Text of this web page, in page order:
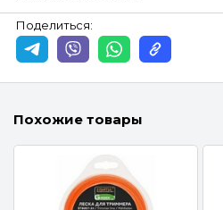
Поделиться:
Похожие товары